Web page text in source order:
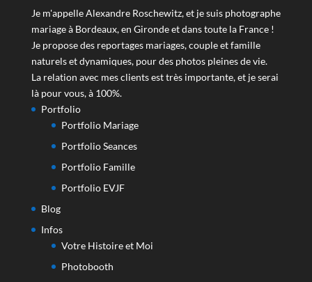
Je m'appelle Alexandre Roschewitz, et je suis photographe
mariage à Bordeaux, en Gironde et dans toute la France !
Je propose des reportages mariages, couple et famille
naturels et dynamiques, pour des photos pleines de vie.
La relation avec mes clients est très importante, et je serai
là pour vous, à 100%.
Portfolio
Portfolio Mariage
Portfolio Seances
Portfolio Famille
Portfolio EVJF
Blog
Infos
Votre Histoire et Moi
Photobooth